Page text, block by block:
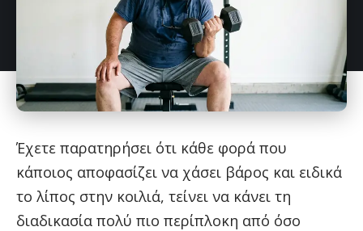
Έχετε παρατηρήσει ότι κάθε φορά που
κάποιος αποφασίζει να χάσει βάρος και ειδικά
το λίπος στην κοιλιά, τείνει να κάνει τη
διαδικασία πολύ πιο περίπλοκη από όσο